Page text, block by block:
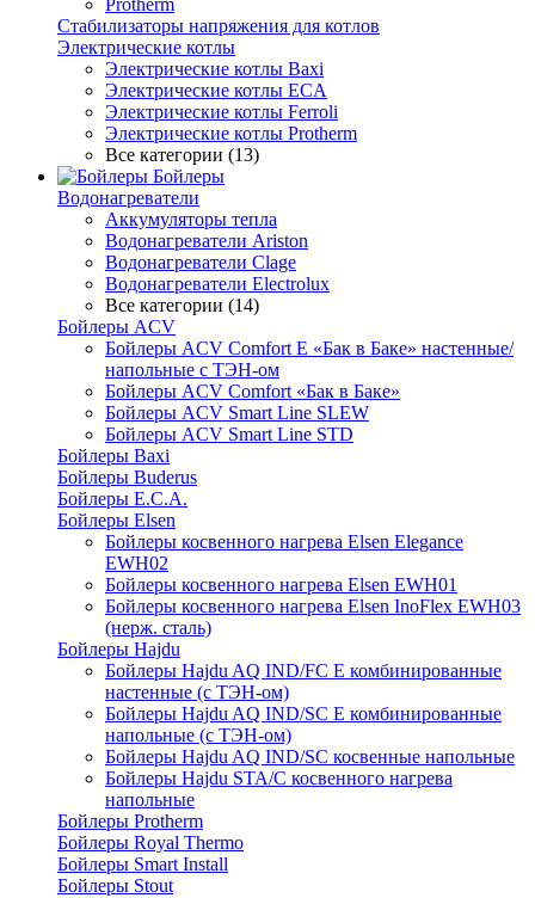
Protherm
Стабилизаторы напряжения для котлов
Электрические котлы
Электрические котлы Baxi
Электрические котлы ECA
Электрические котлы Ferroli
Электрические котлы Protherm
Все категории (13)
Бойлеры
Водонагреватели
Аккумуляторы тепла
Водонагреватели Ariston
Водонагреватели Clage
Водонагреватели Electrolux
Все категории (14)
Бойлеры ACV
Бойлеры ACV Comfort E «Бак в Баке» настенные/
напольные c ТЭН-ом
Бойлеры ACV Comfort «Бак в Баке»
Бойлеры ACV Smart Line SLEW
Бойлеры ACV Smart Line STD
Бойлеры Baxi
Бойлеры Buderus
Бойлеры E.C.A.
Бойлеры Elsen
Бойлеры косвенного нагрева Elsen Elegance
EWH02
Бойлеры косвенного нагрева Elsen EWH01
Бойлеры косвенного нагрева Elsen InoFlex EWH03
(нерж. сталь)
Бойлеры Hajdu
Бойлеры Hajdu AQ IND/FC E комбинированные
настенные (с ТЭН-ом)
Бойлеры Hajdu AQ IND/SC E комбинированные
напольные (с ТЭН-ом)
Бойлеры Hajdu AQ IND/SC косвенные напольные
Бойлеры Hajdu STA/C косвенного нагрева
напольные
Бойлеры Protherm
Бойлеры Royal Thermo
Бойлеры Smart Install
Бойлеры Stout